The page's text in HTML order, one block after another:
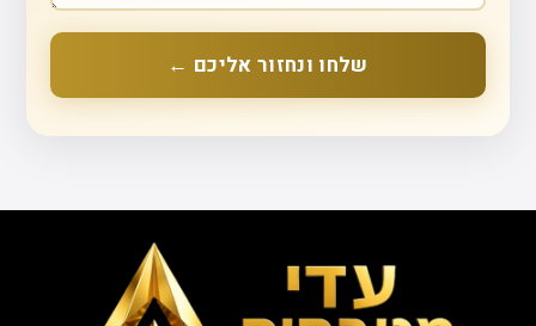
שלחו ונחזור אליכם ←